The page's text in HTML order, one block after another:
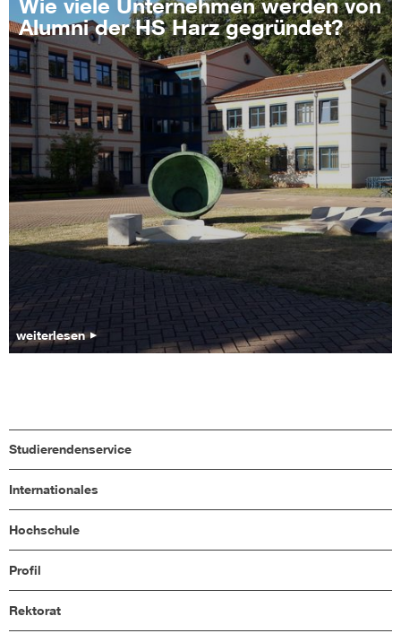
Alumni der HS Harz gegründet?
weiterlesen
Studierendenservice
Internationales
Hochschule
Profil
Rektorat